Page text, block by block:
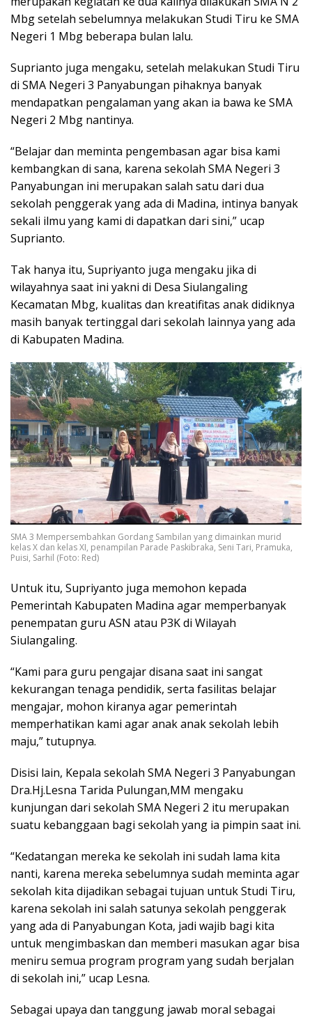
Mbg setelah sebelumnya melakukan Studi Tiru ke SMA
Negeri 1 Mbg beberapa bulan lalu.
Suprianto juga mengaku, setelah melakukan Studi Tiru
di SMA Negeri 3 Panyabungan pihaknya banyak
mendapatkan pengalaman yang akan ia bawa ke SMA
Negeri 2 Mbg nantinya.
“Belajar dan meminta pengembasan agar bisa kami
kembangkan di sana, karena sekolah SMA Negeri 3
Panyabungan ini merupakan salah satu dari dua
sekolah penggerak yang ada di Madina, intinya banyak
sekali ilmu yang kami di dapatkan dari sini,” ucap
Suprianto.
Tak hanya itu, Supriyanto juga mengaku jika di
wilayahnya saat ini yakni di Desa Siulangaling
Kecamatan Mbg, kualitas dan kreatifitas anak didiknya
masih banyak tertinggal dari sekolah lainnya yang ada
di Kabupaten Madina.
SMA 3 Mempersembahkan Gordang Sambilan yang dimainkan murid
kelas X dan kelas XI, penampilan Parade Paskibraka, Seni Tari, Pramuka,
Puisi, Sarhil (Foto: Red)
Untuk itu, Supriyanto juga memohon kepada
Pemerintah Kabupaten Madina agar memperbanyak
penempatan guru ASN atau P3K di Wilayah
Siulangaling.
“Kami para guru pengajar disana saat ini sangat
kekurangan tenaga pendidik, serta fasilitas belajar
mengajar, mohon kiranya agar pemerintah
memperhatikan kami agar anak anak sekolah lebih
maju,” tutupnya.
Disisi lain, Kepala sekolah SMA Negeri 3 Panyabungan
Dra.Hj.Lesna Tarida Pulungan,MM mengaku
kunjungan dari sekolah SMA Negeri 2 itu merupakan
suatu kebanggaan bagi sekolah yang ia pimpin saat ini.
“Kedatangan mereka ke sekolah ini sudah lama kita
nanti, karena mereka sebelumnya sudah meminta agar
sekolah kita dijadikan sebagai tujuan untuk Studi Tiru,
karena sekolah ini salah satunya sekolah penggerak
yang ada di Panyabungan Kota, jadi wajib bagi kita
untuk mengimbaskan dan memberi masukan agar bisa
meniru semua program program yang sudah berjalan
di sekolah ini,” ucap Lesna.
Sebagai upaya dan tanggung jawab moral sebagai